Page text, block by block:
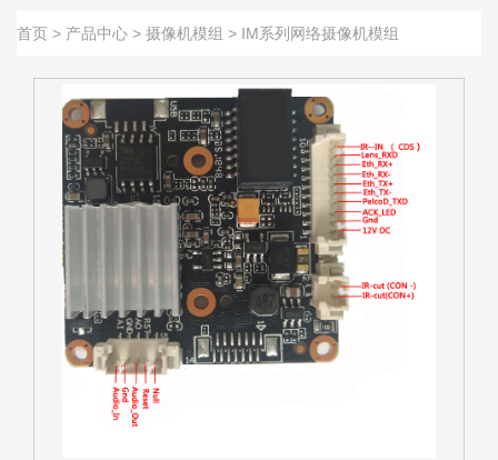
首页 > 产品中心 > 摄像机模组 > IM系列网络摄像机模组